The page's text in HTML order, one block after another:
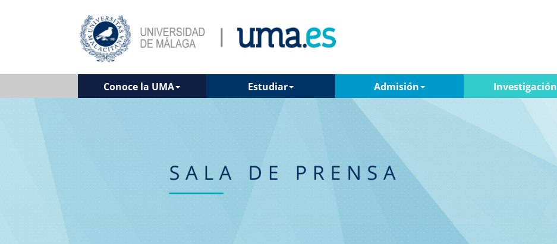
Conoce la UMA Estudiar Admisión Investigación